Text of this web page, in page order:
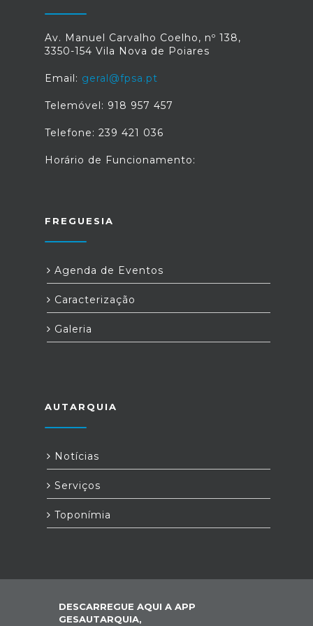
como foco atingir a neutralidade
Ambiental", disponível em:
fundoambiental.pt/apoios-prr/vales-
Av. Manuel Carvalho Coelho, nº 138,
3350-154 Vila Nova de Poiares
Email: geral@fpsa.pt
Telemóvel: 918 957 457
Telefone: 239 421 036
Horário de Funcionamento:
FREGUESIA
Agenda de Eventos
Caracterização
Galeria
AUTARQUIA
Notícias
Serviços
Toponímia
DESCARREGUE AQUI A APP
GESAUTARQUIA,